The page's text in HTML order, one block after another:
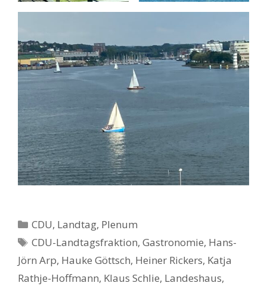
Kategorien
CDU, Landtag, Plenum
Schlagwörter
CDU-Landtagsfraktion,Gastronomie, Hans-
Jörn Arp, Hauke Göttsch, Heiner Rickers, Katja
Rathje-Hoffmann, Klaus Schlie, Landeshaus,